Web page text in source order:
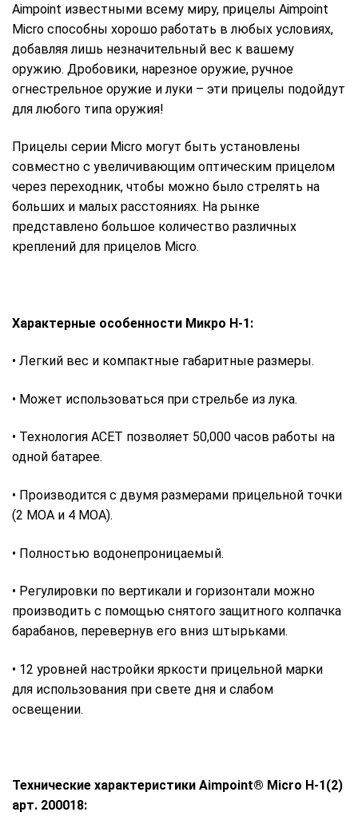
Aimpoint известными всему миру, прицелы Aimpoint
Micro способны хорошо работать в любых условиях,
добавляя лишь незначительный вес к вашему
оружию. Дробовики, нарезное оружие, ручное
огнестрельное оружие и луки – эти прицелы подойдут
для любого типа оружия!
Прицелы серии Micro могут быть установлены
совместно с увеличивающим оптическим прицелом
через переходник, чтобы можно было стрелять на
больших и малых расстояниях. На рынке
представлено большое количество различных
креплений для прицелов Micro.
Характерные особенности Микро H-1:
• Легкий вес и компактные габаритные размеры.
• Может использоваться при стрельбе из лука.
• Технология ACET позволяет 50,000 часов работы на
одной батарее.
• Производится с двумя размерами прицельной точки
(2 МОА и 4 МОА).
• Полностью водонепроницаемый.
• Регулировки по вертикали и горизонтали можно
производить с помощью снятого защитного колпачка
барабанов, перевернув его вниз штырьками.
• 12 уровней настройки яркости прицельной марки
для использования при свете дня и слабом
освещении.
Технические характеристики Aimpoint® Micro H-1(2)
арт. 200018: